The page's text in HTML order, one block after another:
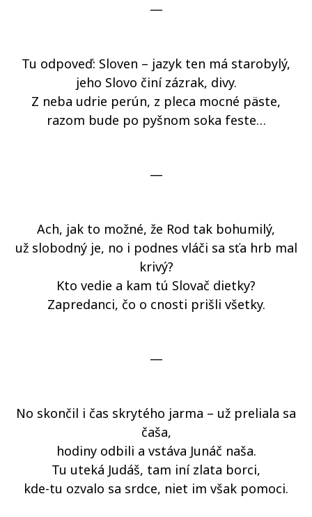
—
Tu odpoveď: Sloven – jazyk ten má starobylý,
jeho Slovo činí zázrak, divy.
Z neba udrie perún, z pleca mocné päste,
razom bude po pyšnom soka feste…
—
Ach, jak to možné, že Rod tak bohumilý,
už slobodný je, no i podnes vláči sa sťa hrb mal
krivý?
Kto vedie a kam tú Slovač dietky?
Zapredanci, čo o cnosti prišli všetky.
—
No skončil i čas skrytého jarma – už preliala sa
čaša,
hodiny odbili a vstáva Junáč naša.
Tu uteká Judáš, tam iní zlata borci,
kde-tu ozvalo sa srdce, niet im však pomoci.